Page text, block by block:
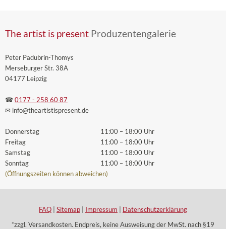
The artist is present Produzentengalerie
Peter Padubrin-Thomys
Merseburger Str. 38A
04177 Leipzig
☎ 0177 - 258 60 87
✉ info@theartistispresent.de
Donnerstag
Freitag
Samstag
Sonntag
11:00 – 18:00 Uhr
11:00 – 18:00 Uhr
11:00 – 18:00 Uhr
11:00 – 18:00 Uhr
(Öffnungszeiten können abweichen)
FAQ Sitemap Impressum
Datenschutzerklärung
*zzgl. Versandkosten. Endpreis, keine Ausweisung der MwSt. nach §19